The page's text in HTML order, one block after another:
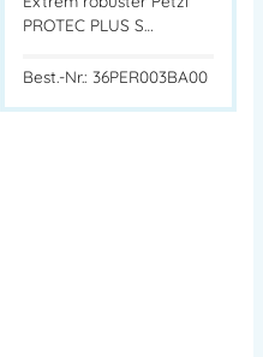
PROTEC PLUS S…
Best.-Nr.: 36PER003BA00